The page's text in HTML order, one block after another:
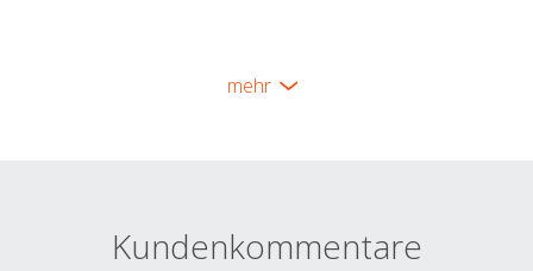
mehr
Kundenkommentare